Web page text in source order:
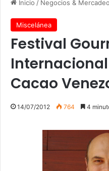
Inicio / Negocios & Mercadeo
Miscelánea
Festival
Internacional
Cacao
14/07/2012 764 4